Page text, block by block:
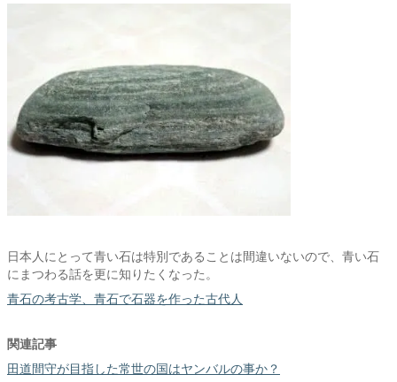
日本人にとって青い石は特別であることは間違いないので、青い石
にまつわる話を更に知りたくなった。
青石の考古学、青石で石器を作った古代人
関連記事
田道間守が目指した常世の国はヤンバルの事か？